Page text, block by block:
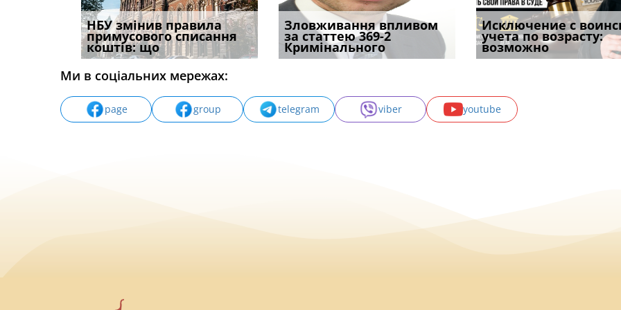
НБУ змінив правила
примусового списання
коштів: що
Якщо суд встановив для
відшкодування шкоди
наявніс
Документи, на яких не
проставляється
апостиль: пер
Водії можуть отримати
компенсацію за
незаконні дії
Зловживання впливом
за статтею 369-2
Кримінального
Переоформлення
відстрочки за іншою
підставою: нов
Особливості захисту у
кримінальному
провадженні: я
Исключение с
учета по возрасту:
возможно
Восьмий ААС
підтвердив, що
може скас
Ми в соціальних мережах:
page group telegram viber youtube